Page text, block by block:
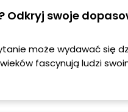
Odkryj swoje
może wydawać się
fascynują ludzi
aby znaleźć swój